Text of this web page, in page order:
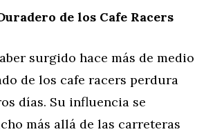
de los Cafe Racers
surgido hace más de medio
de los cafe racers perdura
días. Su influencia se
más allá de las carreteras